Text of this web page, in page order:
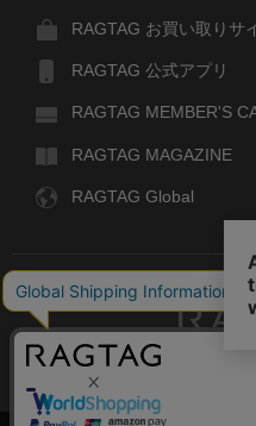
RAGTAG お買い取りサ
RAGTAG 公式アプリ
RAGTAG MEMBER'S
RAGTAG MAGAZINE
RAGTAG Global
デザイナーズブランドの